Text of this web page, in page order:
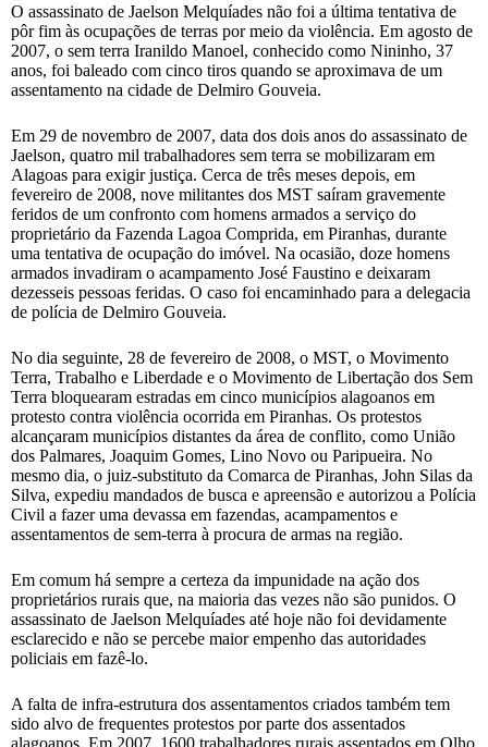
O assassinato de Jaelson Melquíades não foi a última tentativa de
pôr fim às ocupações de terras por meio da violência. Em agosto de
2007, o sem terra Iranildo Manoel, conhecido como Nininho, 37
anos, foi baleado com cinco tiros quando se aproximava de um
assentamento na cidade de Delmiro Gouveia.
Em 29 de novembro de 2007, data dos dois anos do assassinato de
Jaelson, quatro mil trabalhadores sem terra se mobilizaram em
Alagoas para exigir justiça. Cerca de três meses depois, em
fevereiro de 2008, nove militantes dos MST saíram gravemente
feridos de um confronto com homens armados a serviço do
proprietário da Fazenda Lagoa Comprida, em Piranhas, durante
uma tentativa de ocupação do imóvel. Na ocasião, doze homens
armados invadiram o acampamento José Faustino e deixaram
dezesseis pessoas feridas. O caso foi encaminhado para a delegacia
de polícia de Delmiro Gouveia.
No dia seguinte, 28 de fevereiro de 2008, o MST, o Movimento
Terra, Trabalho e Liberdade e o Movimento de Libertação dos Sem
Terra bloquearam estradas em cinco municípios alagoanos em
protesto contra violência ocorrida em Piranhas. Os protestos
alcançaram municípios distantes da área de conflito, como União
dos Palmares, Joaquim Gomes, Lino Novo ou Paripueira. No
mesmo dia, o juiz-substituto da Comarca de Piranhas, John Silas da
Silva, expediu mandados de busca e apreensão e autorizou a Polícia
Civil a fazer uma devassa em fazendas, acampamentos e
assentamentos de sem-terra à procura de armas na região.
Em comum há sempre a certeza da impunidade na ação dos
proprietários rurais que, na maioria das vezes não são punidos. O
assassinato de Jaelson Melquíades até hoje não foi devidamente
esclarecido e não se percebe maior empenho das autoridades
policiais em fazê-lo.
A falta de infra-estrutura dos assentamentos criados também tem
sido alvo de frequentes protestos por parte dos assentados
alagoanos. Em 2007, 1600 trabalhadores rurais assentados em Olho